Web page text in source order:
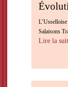
Salaisons
Lire la